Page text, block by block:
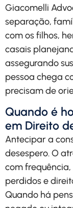
Giacomelli
separação,
com os filhos,
casais
assegurando
pessoa chega
precisam de
Quando é
em Direito
Antecipar a
desespero. O
com
perdidos e
Quando há